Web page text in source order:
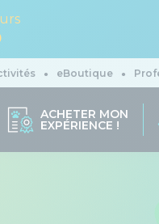
eBoutique
ACHETER MON
EXPÉRIENCE !